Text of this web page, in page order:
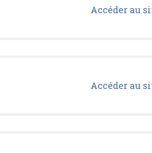
Accéder au
Accéder au